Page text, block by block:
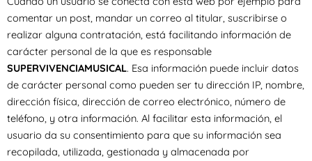
comentar un post, mandar un correo al titular, suscribirse o
realizar alguna contratación, está facilitando información de
carácter personal de la que es responsable
SUPERVIVENCIAMUSICAL. Esa información puede incluir datos
de carácter personal como pueden ser tu dirección IP, nombre,
dirección física, dirección de correo electrónico, número de
teléfono, y otra información. Al facilitar esta información, el
usuario da su consentimiento para que su información sea
recopilada, utilizada, gestionada y almacenada por